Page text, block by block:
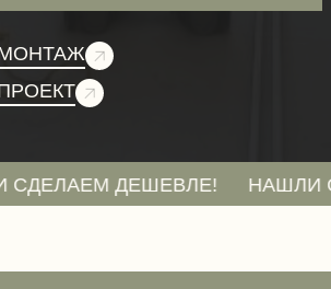
ДЕШЕВЛЕ! НАШЛИ СМЕТУ